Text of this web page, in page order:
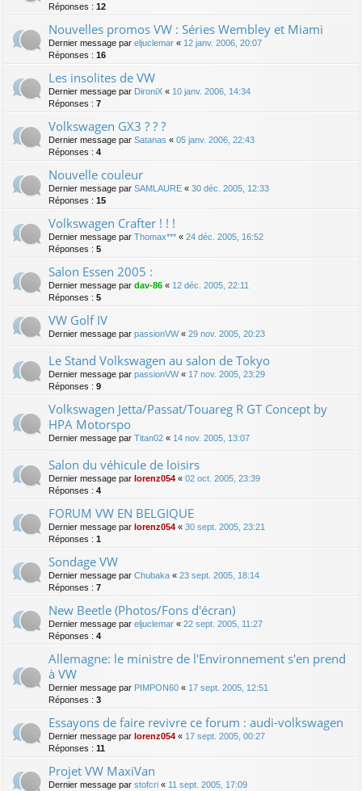
Réponses : 12
Nouvelles promos VW : Séries Wembley et Miami
Dernier message par eljuclemar « 12 janv. 2006, 20:07
Réponses : 16
Les insolites de VW
Dernier message par DironiX « 10 janv. 2006, 14:34
Réponses : 7
Volkswagen GX3 ? ? ?
Dernier message par Satanas « 05 janv. 2006, 22:43
Réponses : 4
Nouvelle couleur
Dernier message par SAMLAURE « 30 déc. 2005, 12:33
Réponses : 15
Volkswagen Crafter ! ! !
Dernier message par Thomax*** « 24 déc. 2005, 16:52
Réponses : 5
Salon Essen 2005 :
Dernier message par dav-86 « 12 déc. 2005, 22:11
Réponses : 5
VW Golf IV
Dernier message par passionVW« 29 nov. 2005, 20:23
Le Stand Volkswagen au salon de Tokyo
Dernier message par passionVW« 17 nov. 2005, 23:29
Réponses : 9
Volkswagen Jetta/Passat/Touareg R GT Concept by
HPA Motorspo
Dernier message par Titan02 « 14 nov. 2005, 13:07
Salon du véhicule de loisirs
Dernier message par lorenz054 « 02 oct. 2005, 23:39
Réponses : 4
FORUM VW EN BELGIQUE
Dernier message par lorenz054 « 30 sept. 2005, 23:21
Réponses : 1
Sondage VW
Dernier message par Chubaka « 23 sept. 2005, 18:14
Réponses : 7
New Beetle (Photos/Fons d'écran)
Dernier message par eljuclemar « 22 sept. 2005, 11:27
Réponses : 4
Allemagne: le ministre de l'Environnement s'en prend
à VW
Dernier message par PIMPON60 « 17 sept. 2005, 12:51
Réponses : 3
Essayons de faire revivre ce forum : audi-volkswagen
Dernier message par lorenz054 « 17 sept. 2005, 00:27
Réponses : 11
Projet VW MaxiVan
Dernier message par stofcri « 11 sept. 2005, 17:09